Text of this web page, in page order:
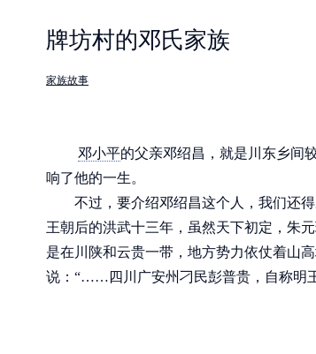
牌坊村的邓氏家族
家族故事
邓小平的父亲邓绍昌，就是川东乡间
响了他的一生。
不过，要介绍邓绍昌这个人，我们还得
王朝后的洪武十三年，虽然天下初定，朱
是在川陕和云贵一带，地方势力依仗着山
说：“……四川广安州刁民彭普贵，自称明